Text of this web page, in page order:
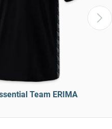
Team ERIMA